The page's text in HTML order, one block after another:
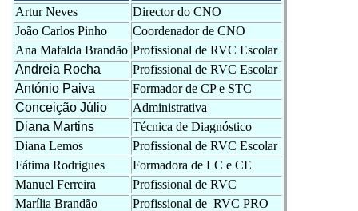
Artur Neves
Director do CNO
João Carlos Pinho
Coordenador de CNO
Ana Mafalda Brandão Profissional de RVC Escolar
Andreia Rocha
Profissional de RVC Escolar
António Paiva
Formador de CP e STC
Conceição Júlio
Administrativa
Diana Martins
Técnica de Diagnóstico
Diana Lemos
Profissional de RVC Escolar
Fátima Rodrigues
Formadora de LC e CE
Manuel Ferreira
Profissional de RVC
Marília Brandão
Profissional de RVC PRO